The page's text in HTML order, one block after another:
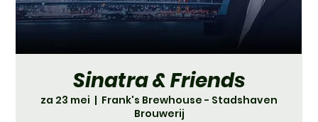
Sinatra & Friends
za 23 mei
  |
Frank's Brewhouse - Stadshaven
Brouwerij